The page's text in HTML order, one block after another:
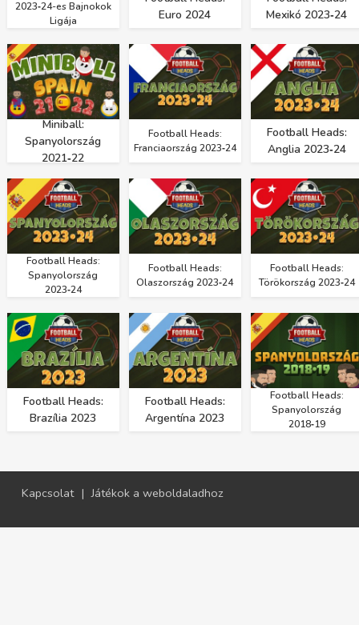
2023‑24-es Bajnokok
Ligája
Euro 2024
Mexikó 2023‑24
Miniball:
Spanyolország
2021‑22
Football Heads:
Franciaország 2023‑24
Football Heads:
Anglia 2023‑24
Football Heads:
Spanyolország
2023‑24
Football Heads:
Olaszország 2023‑24
Football Heads:
Törökország 2023‑24
Football Heads:
Brazília 2023
Football Heads:
Argentína 2023
Football Heads:
Spanyolország
2018‑19
Kapcsolat | Játékok a weboldaladhoz